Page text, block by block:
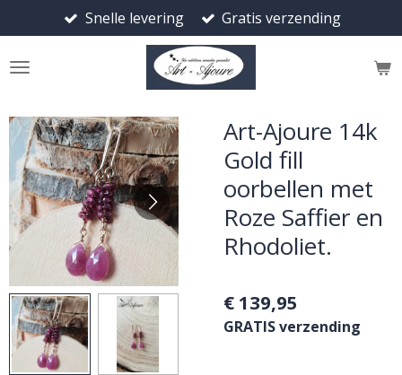
direct
naar
Snelle levering Gratis verzending
Art-Ajoure 14k
Gold fill
oorbellen met
Roze Saffier en
Rhodoliet.
€ 139,95
GRATIS verzending